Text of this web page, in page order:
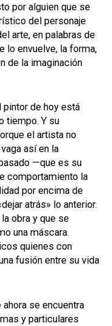
por alguien que se
del personaje
arte, en palabras de
lo envuelve, la forma,
de la imaginación
de hoy está
tiempo. Y su
el artista no
así en la
—que es su
comportamiento la
por encima de
atrás» lo anterior.
obra y que se
una máscara.
quienes con
fusión entre su vida
se encuentra
y particulares